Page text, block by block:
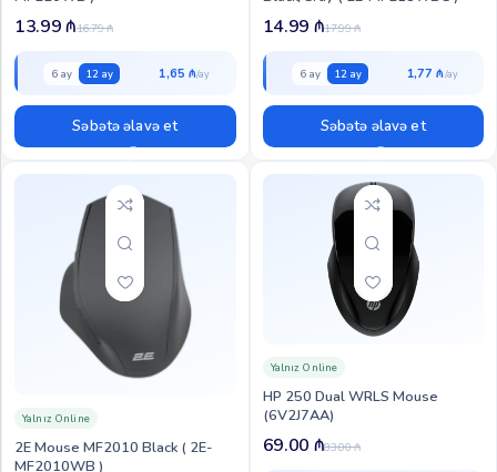
16.79₼
13.99₼
6 ay 12 ay 1,65 ₼
Səbətə əlavə et
17.99₼
14.99 ₼
6 ay 12 ay 1,77 ₼
Səbətə əlavə et
2E Mouse MF2010 Black ( 2E-
MF2010WB )
Yalnız Online
HP 250 Dual WRLS Mouse
(6V2J7AA)
Yalnız Online
83.00₼
69.00 ₼